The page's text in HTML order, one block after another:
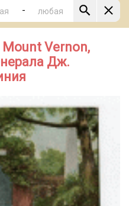
-
Vernon,
Дж.